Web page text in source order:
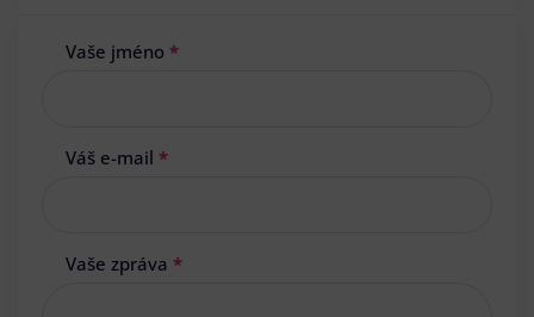
Vaše jméno *
Váš e-mail *
Vaše zpráva *